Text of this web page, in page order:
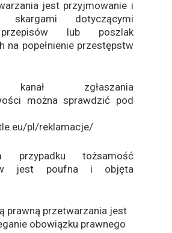
jest przyjmowanie i
skargami dotyczącymi
lub poszlak
na popełnienie przestępstw
kanał zgłaszania
można sprawdzić pod
pl/reklamacje/
przypadku tożsamość
jest poufna i objęta
prawną przetwarzania jest
obowiązku prawnego